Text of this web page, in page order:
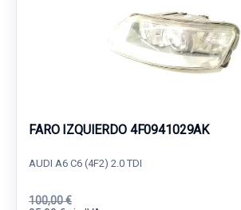
FARO IZQUIERDO 4F0941029AK
AUDI A6 C6 (4F2) 2.0 TDI
100,00 €